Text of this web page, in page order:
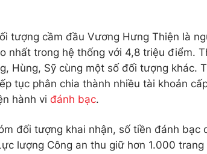
tượng cầm đầu Vương Hưng Thiện là
nhất trong hệ thống với 4,8 triệu điểm.
Hùng, Sỹ cùng một số đối tượng khác.
tục phân chia thành nhiều tài khoản
hành vi đánh bạc.
đối tượng khai nhận, số tiền đánh bạc
lượng Công an thu giữ hơn 1.000